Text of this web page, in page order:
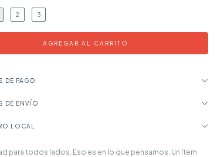
2 3
DE PAGO
DE ENVÍO
LOCAL
para todos lados. Eso es en lo que pensamos. Un ítem